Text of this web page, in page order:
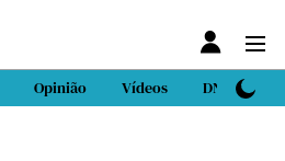
Opinião Vídeos DN Sport